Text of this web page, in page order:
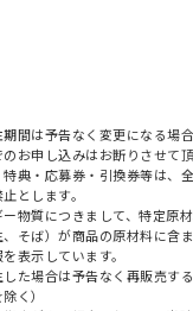
間は予告なく変更になる場合
お申し込みはお断りさせて頂
典・応募券・引換券等は、
とします。
物質につきまして、特定原
そば）が商品の原材料に含
表示しています。
た場合は予告なく再販売する
く）